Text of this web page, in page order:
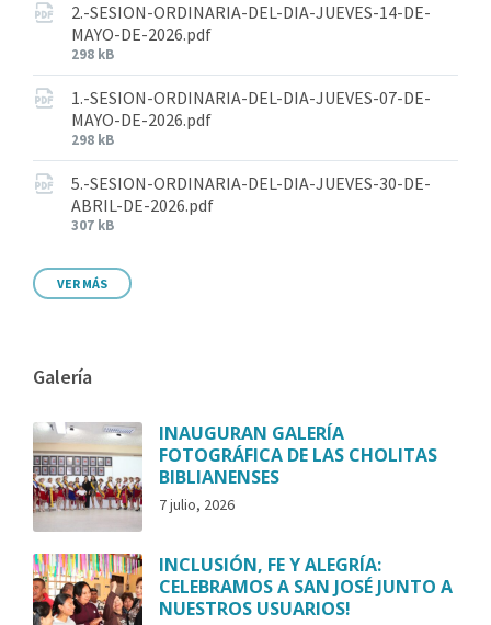
2.-SESION-ORDINARIA-DEL-DIA-JUEVES-14-DE-
MAYO-DE-2026.pdf
298 kB
1.-SESION-ORDINARIA-DEL-DIA-JUEVES-07-DE-
MAYO-DE-2026.pdf
298 kB
5.-SESION-ORDINARIA-DEL-DIA-JUEVES-30-DE-
ABRIL-DE-2026.pdf
307 kB
VER MÁS
Galería
INAUGURAN GALERÍA
FOTOGRÁFICA DE LAS CHOLITAS
BIBLIANENSES
7 julio, 2026
INCLUSIÓN, FE Y ALEGRÍA:
CELEBRAMOS A SAN JOSÉ JUNTO A
NUESTROS USUARIOS!